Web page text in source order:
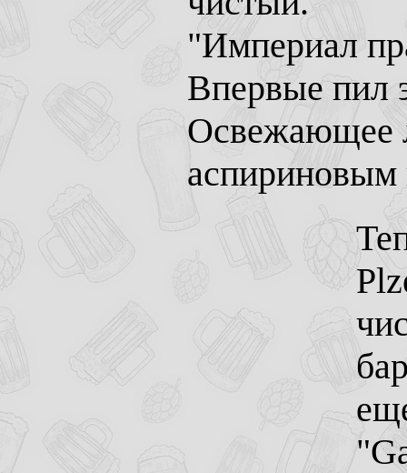
"Империал
Впервые пил
Освежающее
аспириновым